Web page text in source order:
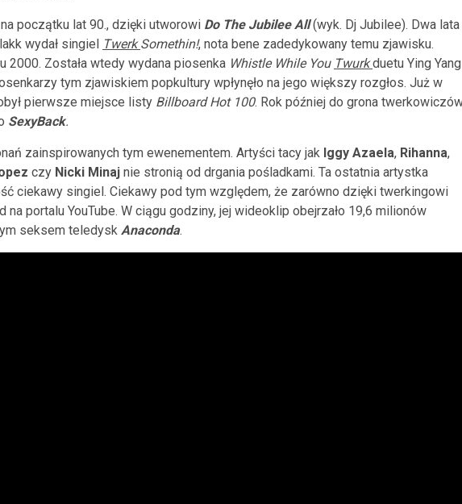
początku lat 90., dzięki utworowi Do The Jubilee All(wyk. Dj Jubilee). Dwa lata
wydał singiel TwerkSomethin!, nota bene zadedykowany temu zjawisku.
2000. Została wtedy wydana piosenka Whistle While You Twurkduetu Ying Yang
tym zjawiskiem popkultury wpłynęło na jego większy rozgłos. Już w
pierwsze miejsce listy Billboard Hot 100. Rok później do grona
SexyBack.
zainspirowanych tym ewenementem. Artyści tacy jak Iggy Azaela, Rihanna,
czy Nicki Minaj nie stronią od drgania pośladkami. Ta ostatnia artystka
ciekawy singiel. Ciekawy pod tym względem, że zarówno dzięki twerkingowi
na portalu YouTube. W ciągu godziny, jej wideoklip obejrzało 19,6 milionów
seksem teledysk Anaconda.